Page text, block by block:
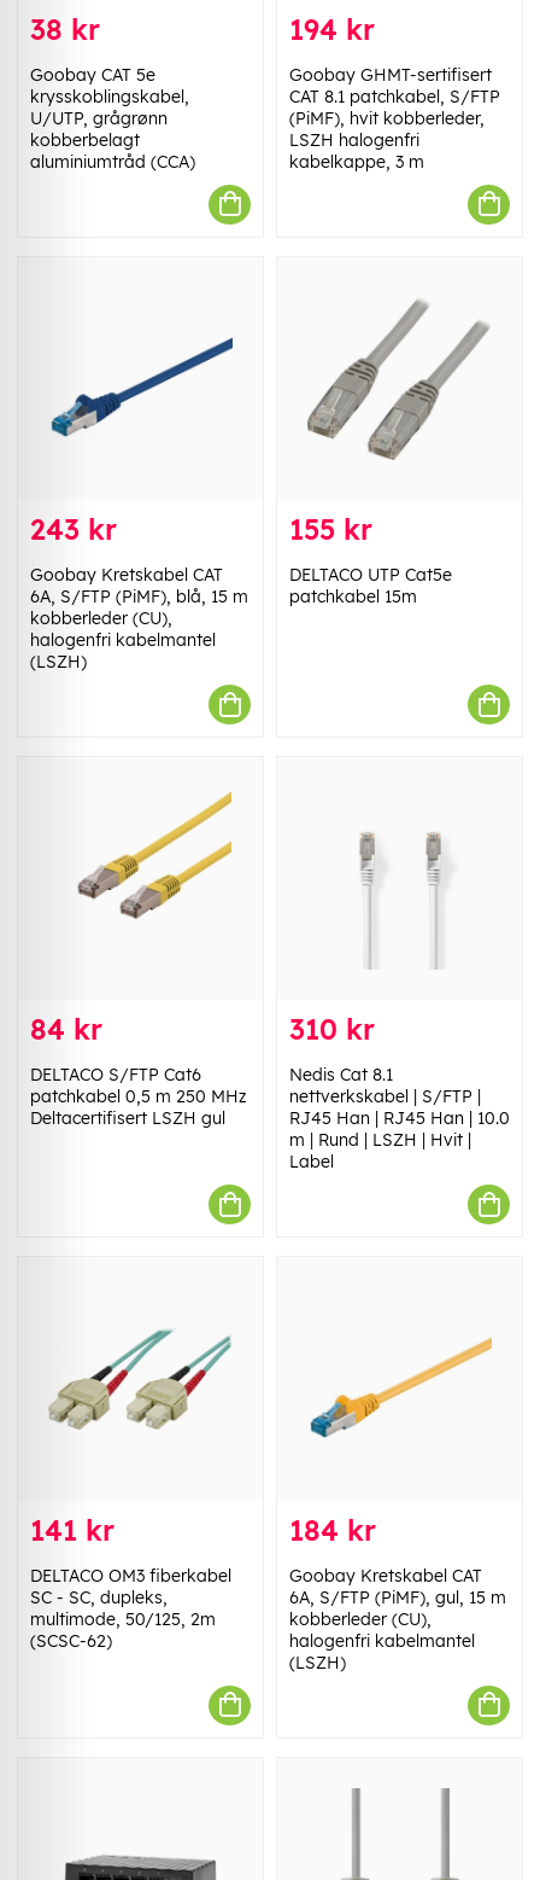
38 kr
Goobay CAT 5e
krysskoblingskabel,
U/UTP, grågrønn
kobberbelagt
aluminiumtråd (CCA)
194 kr
Goobay GHMT-sertifisert
CAT 8.1 patchkabel, S/FTP
(PiMF), hvit kobberleder,
LSZH halogenfri
kabelkappe, 3 m
243 kr
Goobay Kretskabel CAT
6A, S/FTP (PiMF), blå, 15 m
kobberleder (CU),
halogenfri kabelmantel
(LSZH)
155 kr
DELTACO UTP Cat5e
patchkabel 15m
84 kr
DELTACO S/FTP Cat6
patchkabel 0,5 m 250 MHz
Deltacertifisert LSZH gul
310 kr
Nedis Cat 8.1
nettverkskabel | S/FTP |
RJ45 Han | RJ45 Han | 10.0
m | Rund | LSZH | Hvit |
Label
141 kr
DELTACO OM3 fiberkabel
SC - SC, dupleks,
multimode, 50/125, 2m
(SCSC-62)
184 kr
Goobay Kretskabel CAT
6A, S/FTP (PiMF), gul, 15 m
kobberleder (CU),
halogenfri kabelmantel
(LSZH)